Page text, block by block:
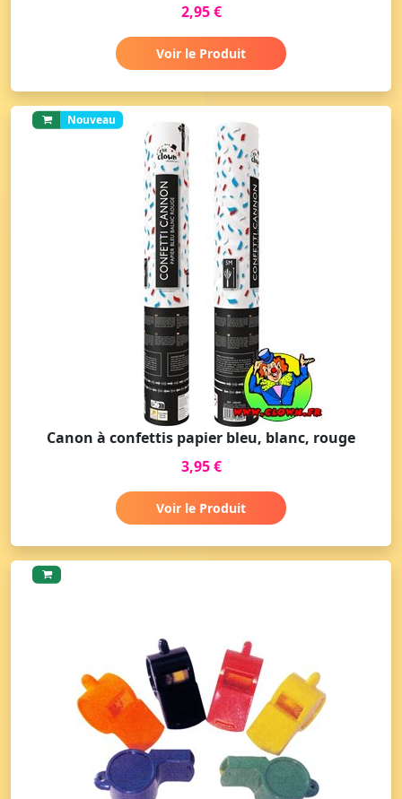
2,95 €
Voir le Produit
Nouveau
Canon à confettis papier bleu, blanc, rouge
3,95 €
Voir le Produit